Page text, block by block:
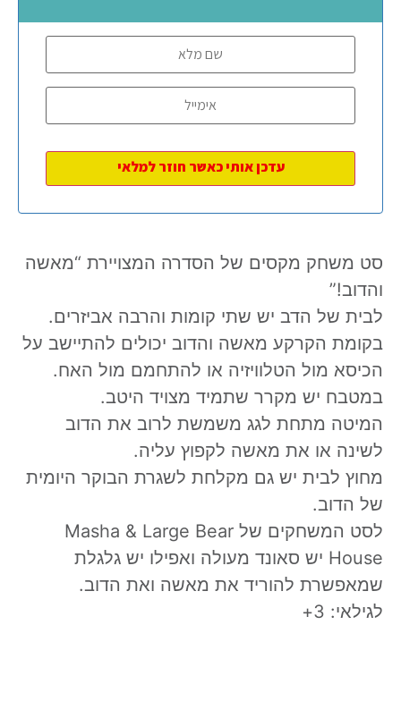
סט משחק מקסים של הסדרה המצויירת “מאשה
והדוב!”
לבית של הדב יש שתי קומות והרבה אביזרים.
בקומת הקרקע מאשה והדוב יכולים להתיישב על
הכיסא מול הטלוויזיה או להתחמם מול האח.
במטבח יש מקרר שתמיד מצויד היטב.
המיטה מתחת לגג משמשת לרוב את הדוב
לשינה או את מאשה לקפוץ עליה.
מחוץ לבית יש גם מקלחת לשגרת הבוקר היומית
של הדוב.
לסט המשחקים של Masha & Large Bear
House יש סאונד מעולה ואפילו יש גלגלת
שמאפשרת להוריד את מאשה ואת הדוב.
לגילאי: 3+